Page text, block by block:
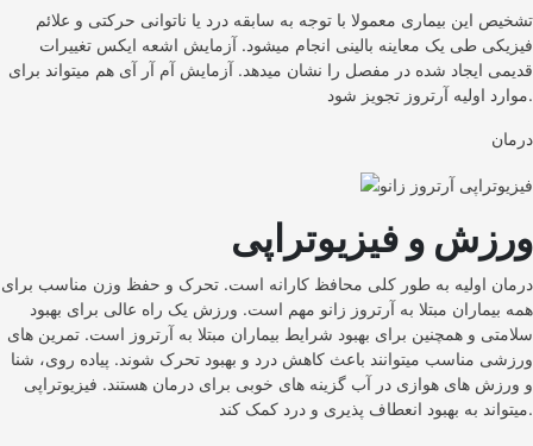
تشخیص این بیماری معمولا با توجه به سابقه درد یا ناتوانی حرکتی و علائم
فیزیکی طی یک معاینه بالینی انجام میشود. آزمایش اشعه ایکس تغییرات
قدیمی ایجاد شده در مفصل را نشان میدهد. آزمایش آم آر آی هم میتواند برای
موارد اولیه آرتروز تجویز شود.
درمان
ورزش و فیزیوتراپی
درمان اولیه به طور کلی محافظ کارانه است. تحرک و حفظ وزن مناسب برای
همه بیماران مبتلا به آرتروز زانو مهم است. ورزش یک راه عالی برای بهبود
سلامتی و همچنین برای بهبود شرایط بیماران مبتلا به آرتروز است. تمرین های
ورزشی مناسب میتوانند باعث کاهش درد و بهبود تحرک شوند. پیاده روی، شنا
و ورزش های هوازی در آب گزینه های خوبی برای درمان هستند. فیزیوتراپی
میتواند به بهبود انعطاف پذیری و درد کمک کند.